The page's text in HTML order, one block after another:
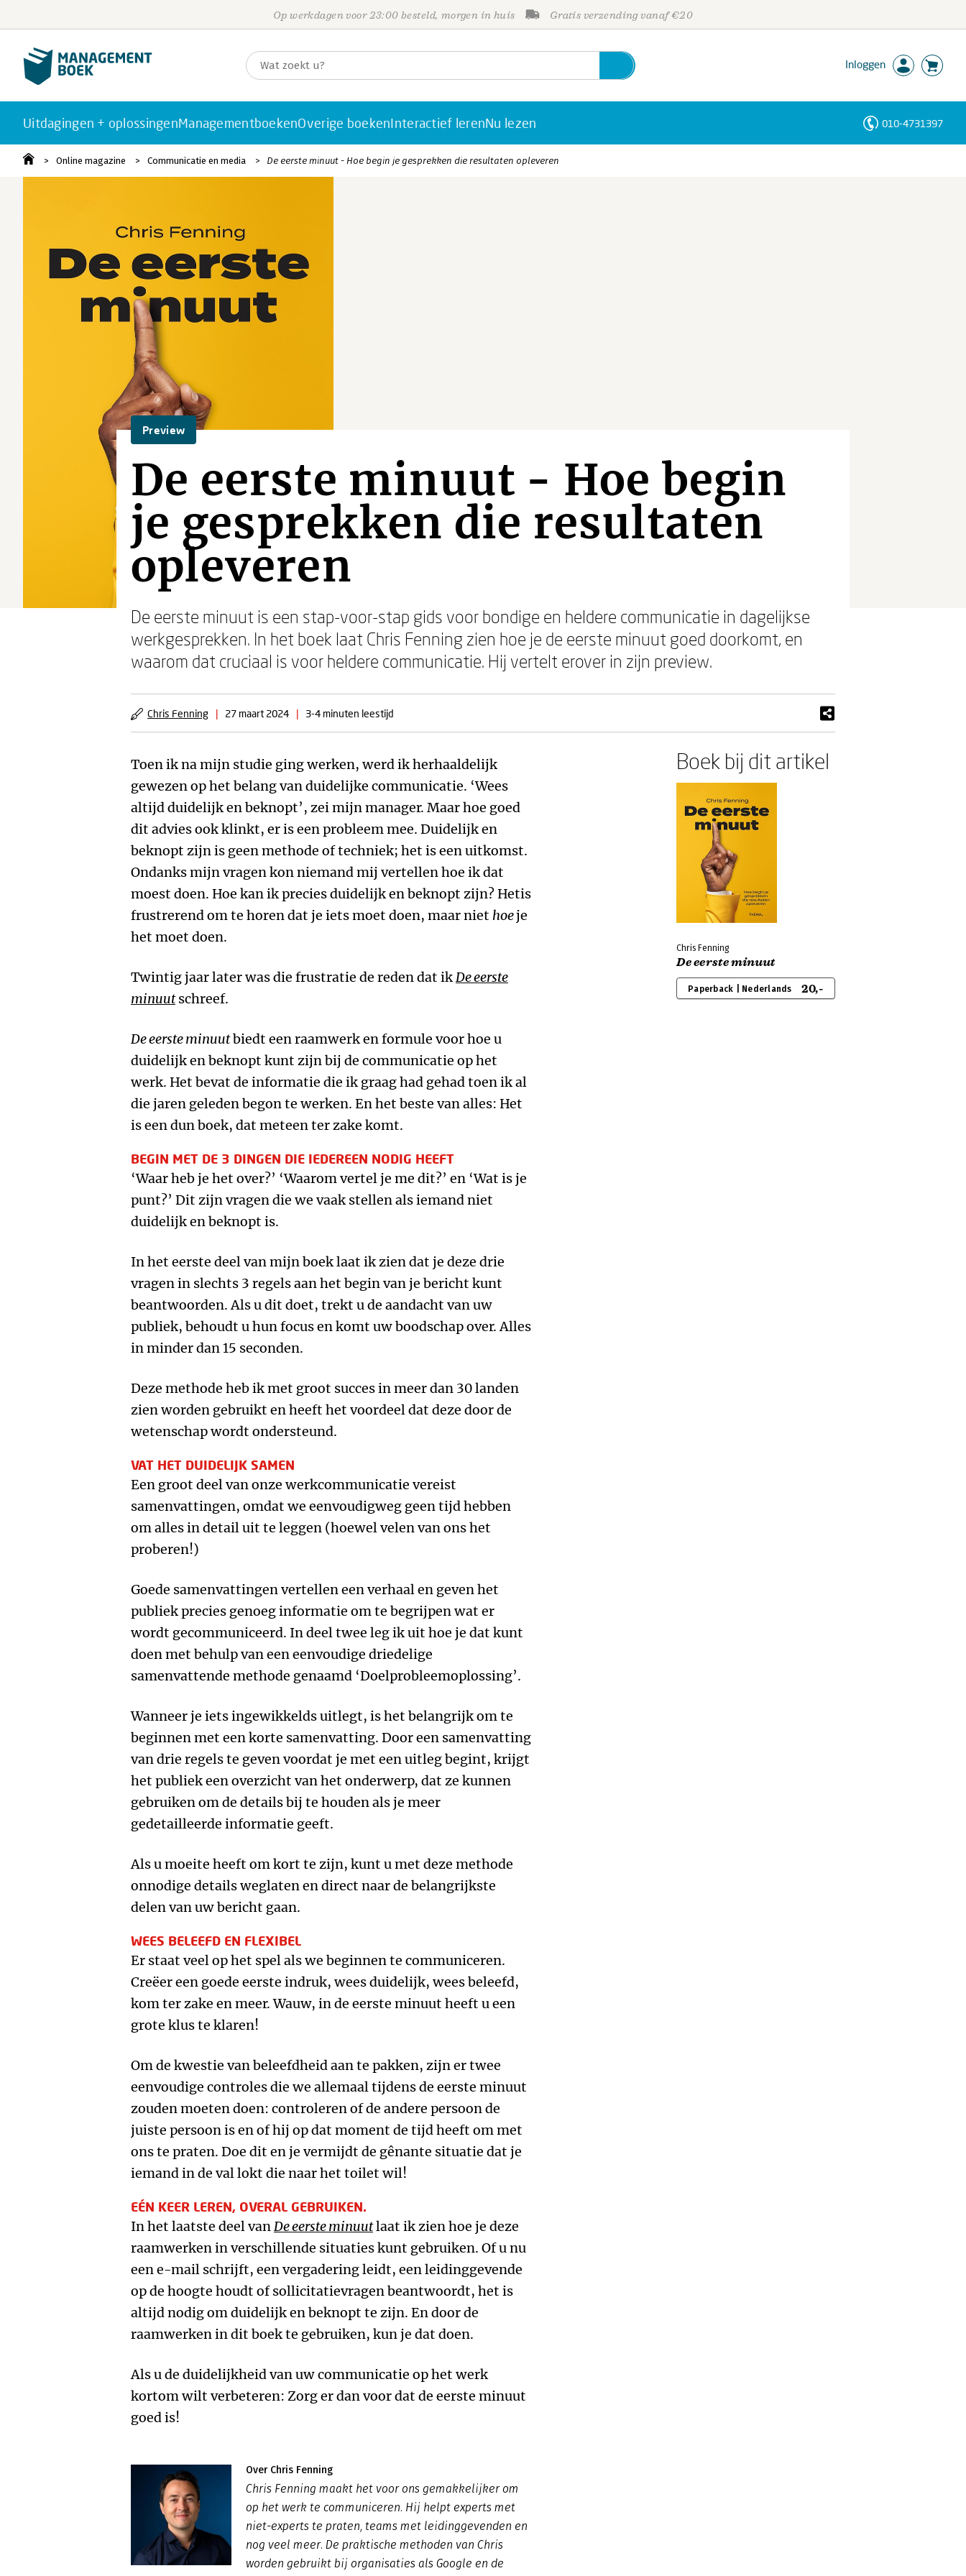
Op werkdagen voor 23:00 besteld, morgen in huis Gratis verzending vanaf €20
Inloggen
Uitdagingen + oplossingenManagementboekenOverige boekenInteractief lerenNu lezen 010-4731397
Online magazine Communicatie en media De eerste minuut - Hoe begin je gesprekken die resultaten opleveren
Preview
De eerste minuut - Hoe begin
je gesprekken die resultaten
opleveren
De eerste minuut is een stap-voor-stap gids voor bondige en heldere communicatie in dagelijkse
werkgesprekken. In het boek laat Chris Fenning zien hoe je de eerste minuut goed doorkomt, en
waarom dat cruciaal is voor heldere communicatie. Hij vertelt erover in zijn preview.
Chris Fenning | 27 maart 2024 | 3-4 minuten leestijd
Toen ik na mijn studie ging werken, werd ik herhaaldelijk
gewezen op het belang van duidelijke communicatie. ‘Wees
altijd duidelijk en beknopt’, zei mijn manager. Maar hoe goed
dit advies ook klinkt, er is een probleem mee. Duidelijk en
beknopt zijn is geen methode of techniek; het is een uitkomst.
Ondanks mijn vragen kon niemand mij vertellen hoe ik dat
moest doen. Hoe kan ik precies duidelijk en beknopt zijn? Hetis
frustrerend om te horen dat je iets moet doen, maar niet hoeje
het moet doen.
Twintig jaar later was die frustratie de reden dat ikDe eerste
minuutschreef.
De eerste minuutbiedt een raamwerk en formule voor hoe u
duidelijk en beknopt kunt zijn bij de communicatie op het
werk. Het bevat de informatie die ik graag had gehad toen ik al
die jaren geleden begon te werken. En het beste van alles: Het
is een dun boek, dat meteen ter zake komt.
BEGIN MET DE 3 DINGEN DIE IEDEREEN NODIG HEEFT
‘Waar heb je het over?’ ‘Waarom vertel je me dit?’ en ‘Wat is je
punt?’ Dit zijn vragen die we vaak stellen als iemand niet
duidelijk en beknopt is.
In het eerste deel van mijn boek laat ik zien dat je deze drie
vragen in slechts 3 regels aan het begin van je bericht kunt
beantwoorden. Als u dit doet, trekt u de aandacht van uw
publiek, behoudt u hun focus en komt uw boodschap over. Alles
in minder dan 15 seconden.
Deze methode heb ik met groot succes in meer dan 30 landen
zien worden gebruikt en heeft het voordeel dat deze door de
wetenschap wordt ondersteund.
VAT HET DUIDELIJK SAMEN
Een groot deel van onze werkcommunicatie vereist
samenvattingen, omdat we eenvoudigweg geen tijd hebben
om alles in detail uit te leggen (hoewel velen van ons het
proberen!)
Goede samenvattingen vertellen een verhaal en geven het
publiek precies genoeg informatie om te begrijpen wat er
wordt gecommuniceerd. In deel twee leg ik uit hoe je dat kunt
doen met behulp van een eenvoudige driedelige
samenvattende methode genaamd ‘Doelprobleemoplossing’.
Wanneer je iets ingewikkelds uitlegt, is het belangrijk om te
beginnen met een korte samenvatting. Door een samenvatting
van drie regels te geven voordat je met een uitleg begint, krijgt
het publiek een overzicht van het onderwerp, dat ze kunnen
gebruiken om de details bij te houden als je meer
gedetailleerde informatie geeft.
Als u moeite heeft om kort te zijn, kunt u met deze methode
onnodige details weglaten en direct naar de belangrijkste
delen van uw bericht gaan.
WEES BELEEFD EN FLEXIBEL
Er staat veel op het spel als we beginnen te communiceren.
Creëer een goede eerste indruk, wees duidelijk, wees beleefd,
kom ter zake en meer. Wauw, in de eerste minuut heeft u een
grote klus te klaren!
Om de kwestie van beleefdheid aan te pakken, zijn er twee
eenvoudige controles die we allemaal tijdens de eerste minuut
zouden moeten doen: controleren of de andere persoon de
juiste persoon is en of hij op dat moment de tijd heeft om met
ons te praten. Doe dit en je vermijdt de gênante situatie dat je
iemand in de val lokt die naar het toilet wil!
EÉN KEER LEREN, OVERAL GEBRUIKEN.
In het laatste deel vanDe eerste minuutlaat ik zien hoe je deze
raamwerken in verschillende situaties kunt gebruiken. Of u nu
een e-mail schrijft, een vergadering leidt, een leidinggevende
op de hoogte houdt of sollicitatievragen beantwoordt, het is
altijd nodig om duidelijk en beknopt te zijn. En door de
raamwerken in dit boek te gebruiken, kun je dat doen.
Als u de duidelijkheid van uw communicatie op het werk
kortom wilt verbeteren: Zorg er dan voor dat de eerste minuut
goed is!
Over Chris Fenning
Chris Fenning maakt het voor ons gemakkelijker om
op het werk te communiceren. Hij helpt experts met
niet-experts te praten, teams met leidinggevenden en
nog veel meer. De praktische methoden van Chris
worden gebruikt bij organisaties als Google en de
Boek bij dit artikel
Chris Fenning
De eerste minuut
Paperback | Nederlands 20,-
Personen